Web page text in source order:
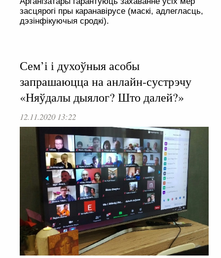
засцярогі пры каранавірусе (маскі, адлегласць,
дэзінфікуючыя сродкі).
Сем’і і духоўныя асобы
запрашаюцца на анлайн-сустрэчу
«Няўдалы дыялог? Што далей?»
12.11.2020 13:22